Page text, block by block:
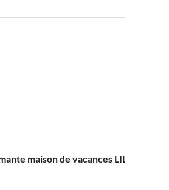
maison de vacances LILLIAN